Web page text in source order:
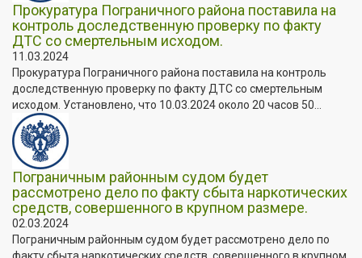
Прокуратура Пограничного района поставила на
контроль доследственную проверку по факту
ДТС со смертельным исходом.
11.03.2024
Прокуратура Пограничного района поставила на контроль
доследственную проверку по факту ДТС со смертельным
исходом. Установлено, что 10.03.2024 около 20 часов 50...
Пограничным районным судом будет
рассмотрено дело по факту сбыта наркотических
средств, совершенного в крупном размере.
02.03.2024
Пограничным районным судом будет рассмотрено дело по